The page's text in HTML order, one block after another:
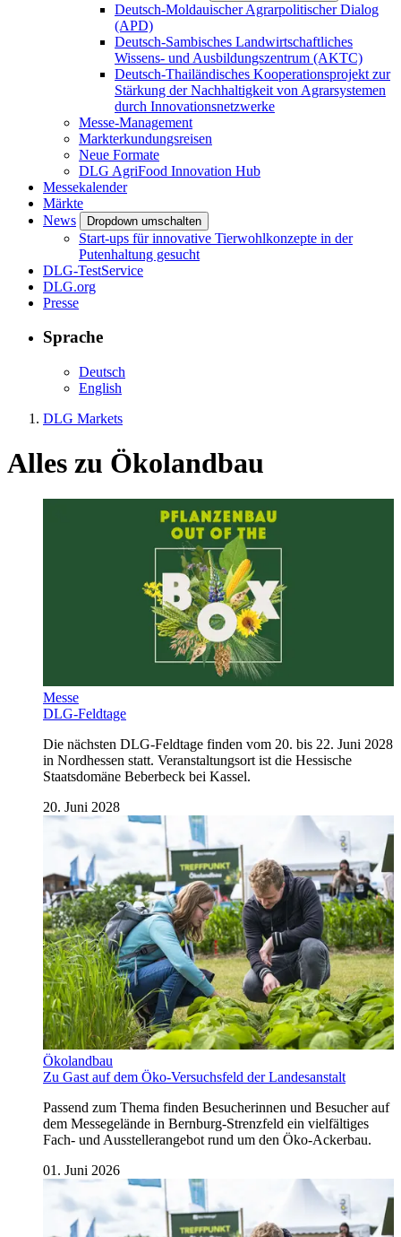
Deutsch-Moldauischer Agrarpolitischer Dialog
(APD)
Deutsch-Sambisches Landwirtschaftliches
Wissens- und Ausbildungszentrum (AKTC)
Deutsch-Thailändisches Kooperationsprojekt zur
Stärkung der Nachhaltigkeit von Agrarsystemen
durch Innovationsnetzwerke
Messe-Management
Markterkundungsreisen
Neue Formate
DLG AgriFood Innovation Hub
Messekalender
Märkte
News
Dropdown umschalten
Start-ups für innovative Tierwohlkonzepte in der
Putenhaltung gesucht
DLG-TestService
DLG.org
Presse
Sprache
Deutsch
English
DLG Markets
Alles zu Ökolandbau
Messe
DLG-Feldtage
Die nächsten DLG-Feldtage finden vom 20. bis 22. Juni 2028
in Nordhessen statt. Veranstaltungsort ist die Hessische
Staatsdomäne Beberbeck bei Kassel.
20. Juni 2028
Ökolandbau
Zu Gast auf dem Öko-Versuchsfeld der Landesanstalt
Passend zum Thema finden Besucherinnen und Besucher auf
dem Messegelände in Bernburg-Strenzfeld ein vielfältiges
Fach- und Ausstellerangebot rund um den Öko-Ackerbau.
01. Juni 2026